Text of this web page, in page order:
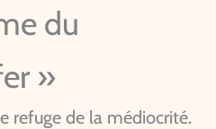
du
»
refuge de la médiocrité.